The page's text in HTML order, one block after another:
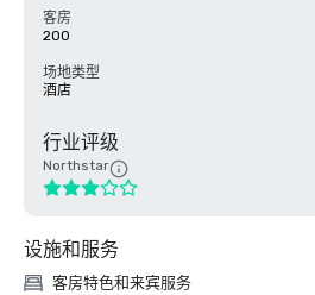
客房
200
场地类型
酒店
行业评级
Northstar
设施和服务
客房特色和来宾服务